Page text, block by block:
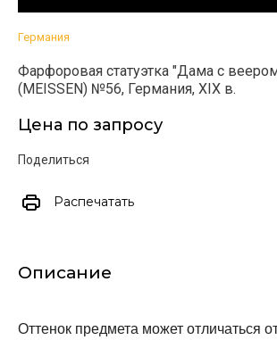
Германия
Фарфоровая статуэтка "Дама с
(MEISSEN) №56, Германия, XIX в.
Цена по запросу
Поделиться
Распечатать
Описание
Оттенок предмета может отличаться